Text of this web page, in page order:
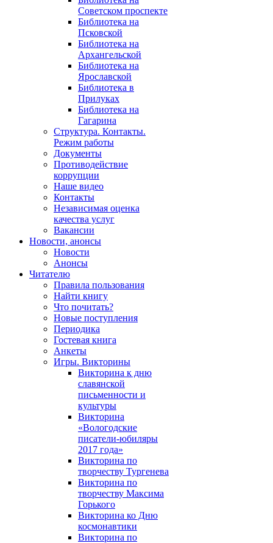
Советском проспекте
Библиотека на
Псковской
Библиотека на
Архангельской
Библиотека на
Ярославской
Библиотека в
Прилуках
Библиотека на
Гагарина
Структура. Контакты.
Режим работы
Документы
Противодействие
коррупции
Наше видео
Контакты
Независимая оценка
качества услуг
Вакансии
Новости, анонсы
Новости
Анонсы
Читателю
Правила пользования
Найти книгу
Что почитать?
Новые поступления
Периодика
Гостевая книга
Анкеты
Игры. Викторины
Викторина к дню
славянской
письменности и
культуры
Викторина
«Вологодские
писатели-юбиляры
2017 года»
Викторина по
творчеству Тургенева
Викторина по
творчеству Максима
Горького
Викторина ко Дню
космонавтики
Викторина по